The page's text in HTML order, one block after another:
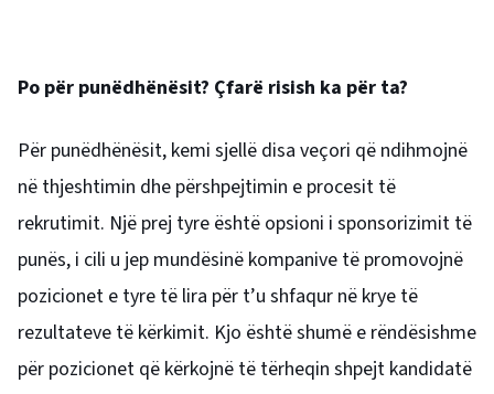
Po për punëdhënësit? Çfarë risish ka për ta?
Për punëdhënësit, kemi sjellë disa veçori që ndihmojnë
në thjeshtimin dhe përshpejtimin e procesit të
rekrutimit. Një prej tyre është opsioni i sponsorizimit të
punës, i cili u jep mundësinë kompanive të promovojnë
pozicionet e tyre të lira për t’u shfaqur në krye të
rezultateve të kërkimit. Kjo është shumë e rëndësishme
për pozicionet që kërkojnë të tërheqin shpejt kandidatë